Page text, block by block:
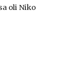
oli Niko